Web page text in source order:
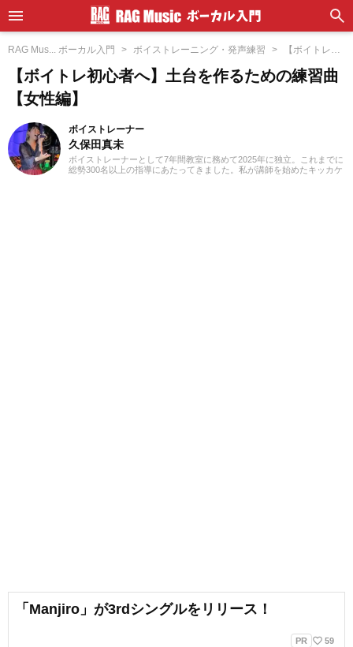
RAG Mus... ボーカル入門 ボイストレーニング・発声練習
【ボイトレ初
心...習曲【女性編】
【ボイトレ初心者へ】土台を作るための練習曲
【女性編】
ボイストレーナー
久保田真未
ボイストレーナーとして7年間教室に務めて2025年に独立。これまでに
総勢300名以上の指導にあたってきました。私が講師を始めたキッカケ
「Manjiro」が3rdシングルをリリース！
PR favorite_border 59